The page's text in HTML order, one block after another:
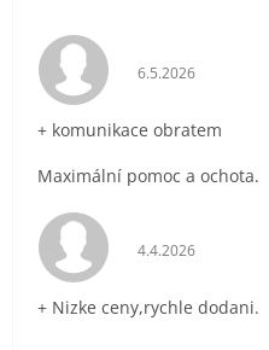
Hodnocení
6.5.2026
+ komunikace obratem
Maximální pomoc a ochota.
Hodnocení
4.4.2026
+ Nizke ceny,rychle dodani.